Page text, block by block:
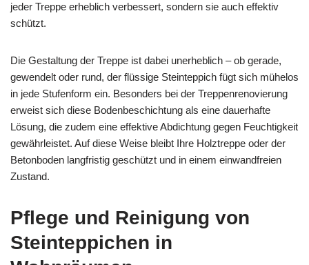
jeder Treppe erheblich verbessert, sondern sie auch effektiv
schützt.
Die Gestaltung der Treppe ist dabei unerheblich – ob gerade,
gewendelt oder rund, der flüssige Steinteppich fügt sich mühelos
in jede Stufenform ein. Besonders bei der Treppenrenovierung
erweist sich diese Bodenbeschichtung als eine dauerhafte
Lösung, die zudem eine effektive Abdichtung gegen Feuchtigkeit
gewährleistet. Auf diese Weise bleibt Ihre Holztreppe oder der
Betonboden langfristig geschützt und in einem einwandfreien
Zustand.
Pflege und Reinigung von
Steinteppichen in